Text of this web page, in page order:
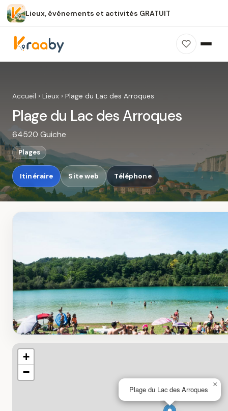
Lieux, événements et activités GRATUIT
spot dans Kraaby.
Accueil › Lieux › Plage du Lac des Arroques
Plage du Lac des Arroques
64520 Guiche
Plages
Itinéraire Site web Téléphone
Plage du Lac des Arroques
×
+
−